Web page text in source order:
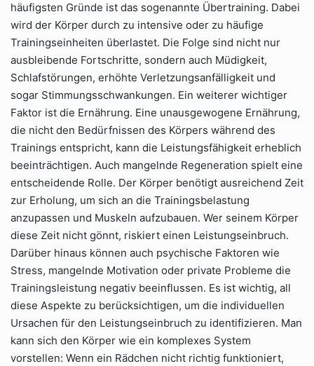
häufigsten Gründe ist das sogenannte Übertraining. Dabei
wird der Körper durch zu intensive oder zu häufige
Trainingseinheiten überlastet. Die Folge sind nicht nur
ausbleibende Fortschritte, sondern auch Müdigkeit,
Schlafstörungen, erhöhte Verletzungsanfälligkeit und
sogar Stimmungsschwankungen. Ein weiterer wichtiger
Faktor ist die Ernährung. Eine unausgewogene Ernährung,
die nicht den Bedürfnissen des Körpers während des
Trainings entspricht, kann die Leistungsfähigkeit erheblich
beeinträchtigen. Auch mangelnde Regeneration spielt eine
entscheidende Rolle. Der Körper benötigt ausreichend Zeit
zur Erholung, um sich an die Trainingsbelastung
anzupassen und Muskeln aufzubauen. Wer seinem Körper
diese Zeit nicht gönnt, riskiert einen Leistungseinbruch.
Darüber hinaus können auch psychische Faktoren wie
Stress, mangelnde Motivation oder private Probleme die
Trainingsleistung negativ beeinflussen. Es ist wichtig, all
diese Aspekte zu berücksichtigen, um die individuellen
Ursachen für den Leistungseinbruch zu identifizieren. Man
kann sich den Körper wie ein komplexes System
vorstellen: Wenn ein Rädchen nicht richtig funktioniert,